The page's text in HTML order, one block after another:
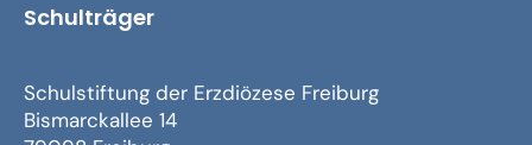
Schulträger
Schulstiftung der Erzdiözese Freiburg
Bismarckallee 14